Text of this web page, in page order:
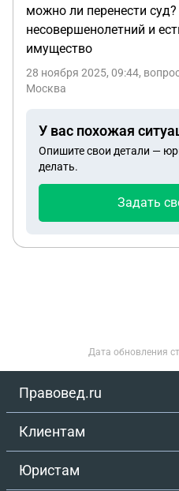
можно ли перенести
несовершенолетний и
имущество
28 ноября 2025, 09:44,
Москва
У вас похожая
Опишите свои детали —
делать.
Задать
Дата обновления
Правовед.ru
Клиентам
Юристам